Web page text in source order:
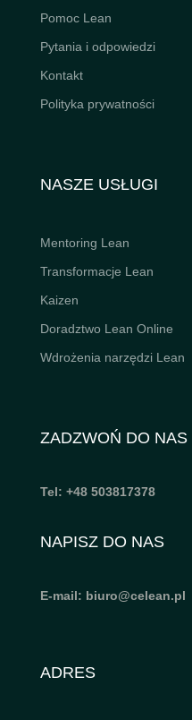
Pomoc Lean
Pytania i odpowiedzi
Kontakt
Polityka prywatności
NASZE USŁUGI
Mentoring Lean
Transformacje Lean
Kaizen
Doradztwo Lean Online
Wdrożenia narzędzi Lean
ZADZWOŃ DO NAS
Tel: +48 503817378
NAPISZ DO NAS
E-mail: biuro@celean.pl
ADRES